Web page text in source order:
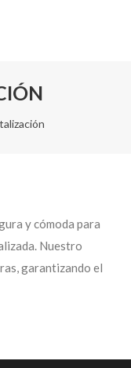
y cómoda para
Nuestro
garantizando el